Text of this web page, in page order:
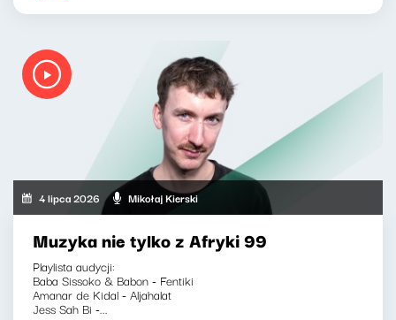
4 lipca 2026 Mikołaj Kierski
Muzyka nie tylko z Afryki 99
Playlista audycji:
Baba Sissoko & Babon - Fentiki
Amanar de Kidal - Aljahalat
Jess Sah Bi -...